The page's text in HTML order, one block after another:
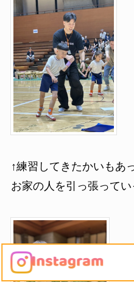
↑練習してきたかいもあ
お家の人を引っ張って